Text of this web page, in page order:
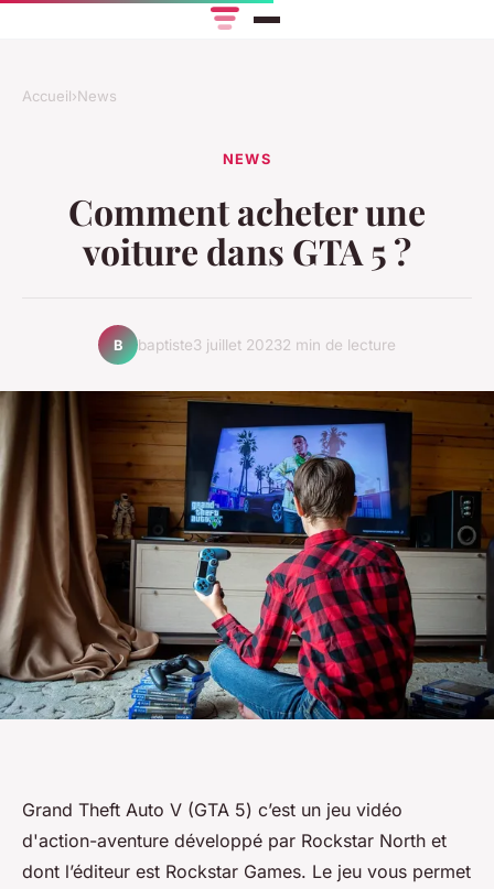
Accueil›News
NEWS
Comment acheter une
voiture dans GTA 5 ?
B baptiste3 juillet 20232 min de lecture
Grand Theft Auto V (GTA 5) c’est un jeu vidéo
d'action-aventure développé par Rockstar North et
dont l’éditeur est Rockstar Games. Le jeu vous permet